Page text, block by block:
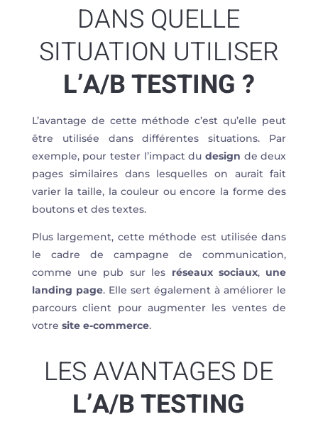
DANS QUELLE
SITUATION UTILISER
L’A/B TESTING ?
L’avantage de cette méthode c’est qu’elle peut
être utilisée dans différentes situations. Par
exemple, pour tester l’impact du design de deux
pages similaires dans lesquelles on aurait fait
varier la taille, la couleur ou encore la forme des
boutons et des textes.
Plus largement, cette méthode est utilisée dans
le cadre de campagne de communication,
comme une pub sur les réseaux sociaux, une
landing page. Elle sert également à améliorer le
parcours client pour augmenter les ventes de
votre site e-commerce.
LES AVANTAGES DE
L’A/B TESTING